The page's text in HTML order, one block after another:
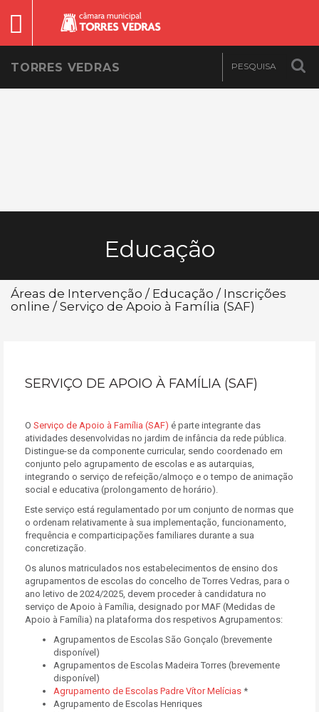
TORRES VEDRAS
Educação
Áreas de Intervenção / Educação / Inscrições
online / Serviço de Apoio à Família (SAF)
SERVIÇO DE APOIO À FAMÍLIA (SAF)
O Serviço de Apoio à Família (SAF) é parte integrante das
atividades desenvolvidas no jardim de infância da rede pública.
Distingue-se da componente curricular, sendo coordenado em
conjunto pelo agrupamento de escolas e as autarquias,
integrando o serviço de refeição/almoço e o tempo de animação
social e educativa (prolongamento de horário).
Este serviço está regulamentado por um conjunto de normas que
o ordenam relativamente à sua implementação, funcionamento,
frequência e comparticipações familiares durante a sua
concretização.
Os alunos matriculados nos estabelecimentos de ensino dos
agrupamentos de escolas do concelho de Torres Vedras, para o
ano letivo de 2024/2025, devem proceder à candidatura no
serviço de Apoio à Família, designado por MAF (Medidas de
Apoio à Família) na plataforma dos respetivos Agrupamentos:
Agrupamentos de Escolas São Gonçalo (brevemente
disponível)
Agrupamentos de Escolas Madeira Torres (brevemente
disponível)
Agrupamento de Escolas Padre Vítor Melícias *
Agrupamento de Escolas Henriques